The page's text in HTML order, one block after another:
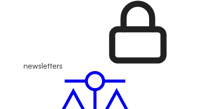
newsletters